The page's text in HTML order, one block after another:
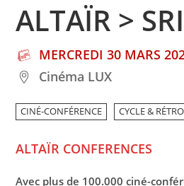
ALTAÏR >
MERCREDI 30 MARS
Cinéma LUX
CINÉ-CONFÉRENCE CYCLE &
ALTAÏR CONFERENCES
Avec plus de 100.000 ciné-